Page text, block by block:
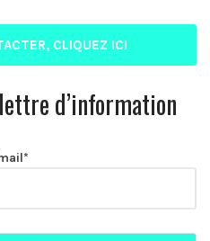
CLIQUEZ ICI
d’information